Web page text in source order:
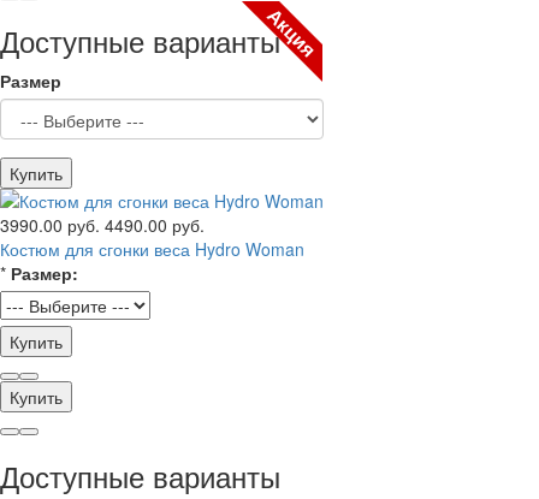
Доступные варианты
Размер
Купить
Акция
3990.00 руб. 4490.00 руб.
Костюм для сгонки веса Hydro Woman
* Размер:
Купить
Купить
Доступные варианты